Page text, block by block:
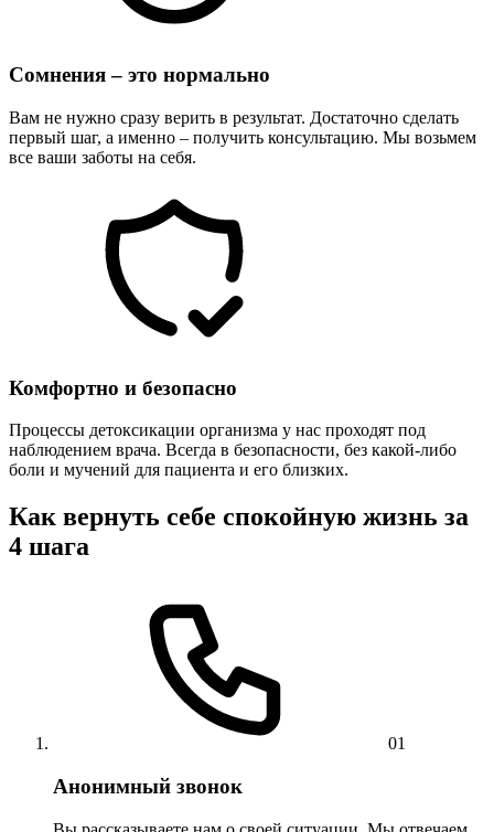
Сомнения – это нормально
Вам не нужно сразу верить в результат. Достаточно сделать
первый шаг, а именно – получить консультацию. Мы возьмем
все ваши заботы на себя.
Комфортно и безопасно
Процессы детоксикации организма у нас проходят под
наблюдением врача. Всегда в безопасности, без какой-либо
боли и мучений для пациента и его близких.
Как вернуть себе спокойную жизнь за
4 шага
01
Анонимный звонок